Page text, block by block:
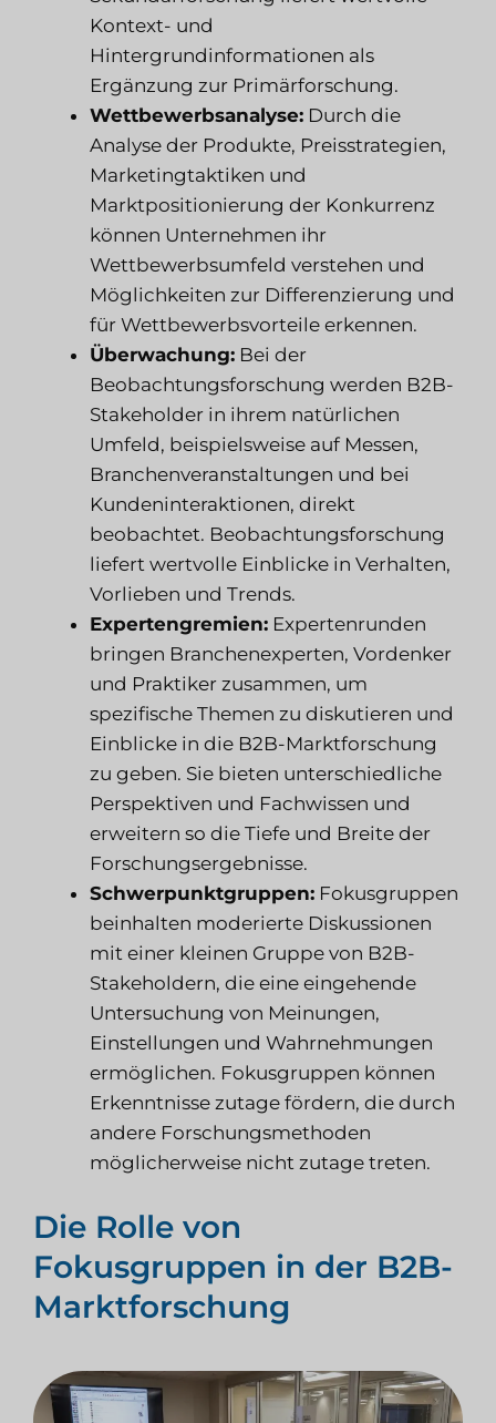
Kontext- und
Hintergrundinformationen als
Ergänzung zur Primärforschung.
Wettbewerbsanalyse: Durch die
Analyse der Produkte, Preisstrategien,
Marketingtaktiken und
Marktpositionierung der Konkurrenz
können Unternehmen ihr
Wettbewerbsumfeld verstehen und
Möglichkeiten zur Differenzierung und
für Wettbewerbsvorteile erkennen.
Überwachung: Bei der
Beobachtungsforschung werden B2B-
Stakeholder in ihrem natürlichen
Umfeld, beispielsweise auf Messen,
Branchenveranstaltungen und bei
Kundeninteraktionen, direkt
beobachtet. Beobachtungsforschung
liefert wertvolle Einblicke in Verhalten,
Vorlieben und Trends.
Expertengremien: Expertenrunden
bringen Branchenexperten, Vordenker
und Praktiker zusammen, um
spezifische Themen zu diskutieren und
Einblicke in die B2B-Marktforschung
zu geben. Sie bieten unterschiedliche
Perspektiven und Fachwissen und
erweitern so die Tiefe und Breite der
Forschungsergebnisse.
Schwerpunktgruppen: Fokusgruppen
beinhalten moderierte Diskussionen
mit einer kleinen Gruppe von B2B-
Stakeholdern, die eine eingehende
Untersuchung von Meinungen,
Einstellungen und Wahrnehmungen
ermöglichen. Fokusgruppen können
Erkenntnisse zutage fördern, die durch
andere Forschungsmethoden
möglicherweise nicht zutage treten.
Die Rolle von
Fokusgruppen in der B2B-
Marktforschung